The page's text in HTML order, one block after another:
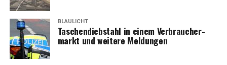
BLAULICHT
Taschen­dieb­stahl in einem Ver­brau­cher­
markt und wei­te­re Meldungen